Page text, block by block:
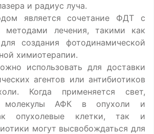
и радиус луча.
является сочетание ФДТ с
методами лечения, такими как
создания фотодинамической
химиотерапии.
использовать для доставки
агентов или антибиотиков
Когда применяется свет,
молекулы АФК в опухоли и
опухолевые клетки, так и
могут высвобождаться для